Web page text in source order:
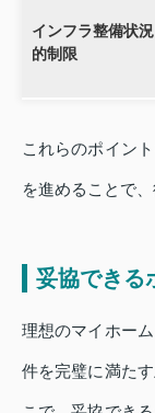
インフラ整備状
的制限
これらのポイン
を進めることで
妥協できる
理想のマイホー
件を完璧に満た